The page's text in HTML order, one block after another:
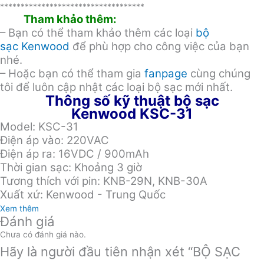
***********************************
Tham khảo thêm:
– Bạn có thể tham khảo thêm các loại bộ
sạc Kenwood để phù hợp cho công việc của bạn
nhé.
– Hoặc bạn có thể tham gia fanpage cùng chúng
tôi để luôn cập nhật các loại bộ sạc mới nhất.
Thông số kỹ thuật bộ sạc
Kenwood KSC-31
Model: KSC-31
Điện áp vào: 220VAC
Điện áp ra: 16VDC / 900mAh
Thời gian sạc: Khoảng 3 giờ
Tương thích với pin: KNB-29N, KNB-30A
Xuất xứ: Kenwood - Trung Quốc
Xem thêm
Đánh giá
Chưa có đánh giá nào.
Hãy là người đầu tiên nhận xét “BỘ SẠC